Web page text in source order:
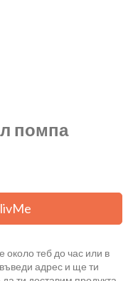
помпа
около теб до час или в
адрес и ще ти